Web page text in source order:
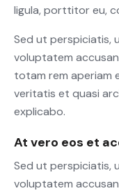
ligula, porttitor eu,
Sed ut perspiciatis,
voluptatem
totam rem aperiam
veritatis et quasi
explicabo.
At vero eos et
Sed ut perspiciatis,
voluptatem